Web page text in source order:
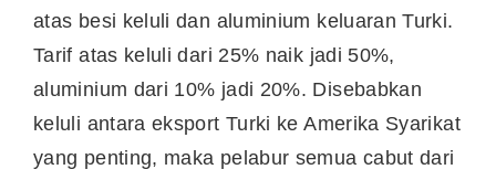
atas besi keluli dan aluminium keluaran Turki.
Tarif atas keluli dari 25% naik jadi 50%,
aluminium dari 10% jadi 20%. Disebabkan
keluli antara eksport Turki ke Amerika Syarikat
yang penting, maka pelabur semua cabut dari